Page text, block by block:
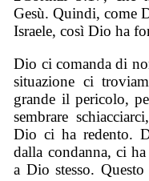
Gesù. Quindi, come
Israele, così Dio ha
Dio ci comanda di
situazione ci
grande il pericolo,
sembrare
Dio ci ha redento.
dalla condanna, ci
a Dio stesso.